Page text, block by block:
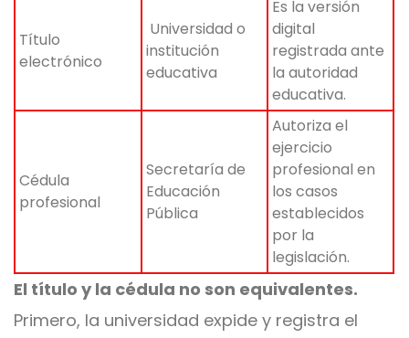
Título
electrónico
Universidad o
institución
educativa
Es la versión
digital
registrada ante
la autoridad
educativa.
Cédula
profesional
Secretaría de
Educación
Pública
Autoriza el
ejercicio
profesional en
los casos
establecidos
por la
legislación.
El título y la cédula no son equivalentes.
Primero, la universidad expide y registra el